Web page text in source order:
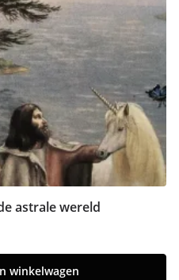
astrale wereld
winkelwagen